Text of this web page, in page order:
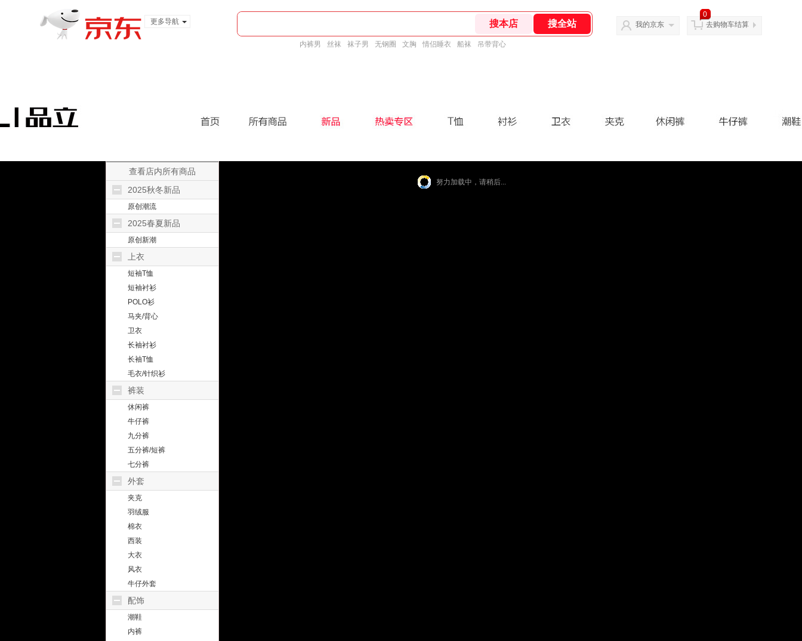
更多导航
内裤男 丝袜 袜子男 无钢圈 文胸 情侣睡衣 船袜 吊带背心
我的京东
0
去购物车结算
查看店内所有商品
2025秋冬新品
原创潮流
2025春夏新品
原创新潮
上衣
短袖T恤
短袖衬衫
POLO衫
马夹/背心
卫衣
长袖衬衫
长袖T恤
毛衣/针织衫
裤装
休闲裤
牛仔裤
九分裤
五分裤/短裤
七分裤
外套
夹克
羽绒服
棉衣
西装
大衣
风衣
牛仔外套
配饰
潮鞋
内裤
努力加载中，请稍后...